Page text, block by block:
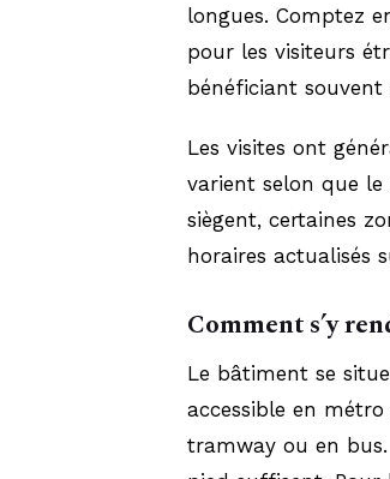
longues. Comptez
pour les visiteurs
bénéficiant
Les visites ont
varient selon que le
siègent, certaines
horaires actualisés
Comment s’y
Le bâtiment se
accessible en
tramway ou en